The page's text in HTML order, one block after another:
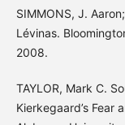
SIMMONS, J.
Lévinas.
2008.
TAYLOR, Mark C.
Kierkegaard’s Fear